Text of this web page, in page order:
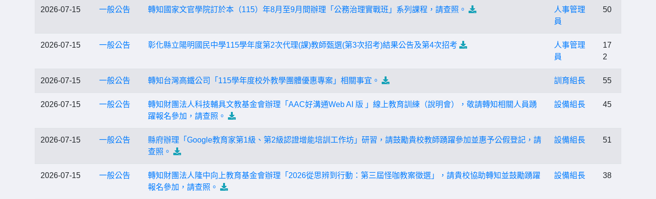
2026-07-15 一般公告 轉知國家文官學院訂於本（115）年8月至9月間辦理「公務治理實戰班」系列課程，請查照。
人事管理
員
50
2026-07-15 一般公告 彰化縣立陽明國民中學115學年度第2次代理(課)教師甄選(第3次招考)結果公告及第4次招考
人事管理
員
17
2
2026-07-15 一般公告 轉知台灣高鐵公司「115學年度校外教學團體優惠專案」相關事宜。 訓育組長 55
2026-07-15 一般公告
轉知財團法人科技輔具文教基金會辦理「AAC好溝通Web AI 版 」線上教育訓練（說明會），敬請轉知相關人員踴
躍報名參加，請查照。
設備組長 45
2026-07-15 一般公告
縣府辦理「Google教育家第1級、第2級認證增能培訓工作坊」研習，請鼓勵貴校教師踴躍參加並惠予公假登記，請
查照。
設備組長 51
2026-07-15 一般公告
轉知財團法人隆中向上教育基金會辦理「2026從思辨到行動：第三屆怪咖教案徵選」，請貴校協助轉知並鼓勵踴躍
報名參加，請查照。
設備組長 38